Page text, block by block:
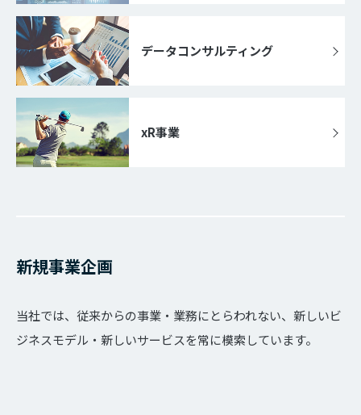
データコンサルティング
xR事業
新規事業企画
当社では、従来からの事業・業務にとらわれない、新しいビ
ジネスモデル・新しいサービスを常に模索しています。